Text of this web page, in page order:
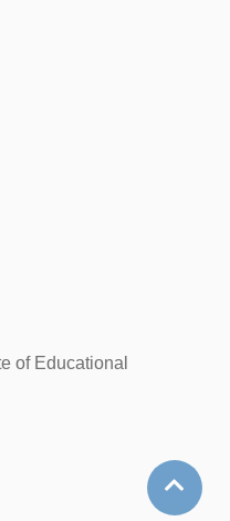
of Educational